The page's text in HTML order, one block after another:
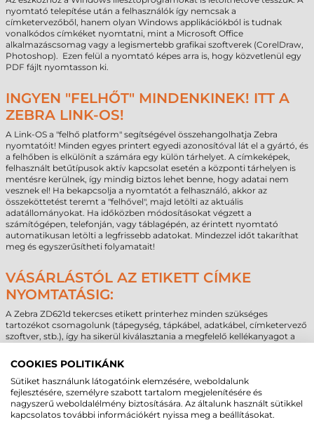
nyomtató telepítése után a felhasználók így nemcsak a
címketervezőből, hanem olyan Windows applikációkból is tudnak
vonalkódos címkéket nyomtatni, mint a Microsoft Office
alkalmazáscsomag vagy a legismertebb grafikai szoftverek (CorelDraw,
Photoshop). Ezen felül a nyomtató képes arra is, hogy közvetlenül egy
PDF fájlt nyomtasson ki.
INGYEN "FELHŐT" MINDENKINEK! ITT A
ZEBRA LINK-OS!
A Link-OS a "felhő platform" segítségével összehangolhatja Zebra
nyomtatóit! Minden egyes printert egyedi azonosítóval lát el a gyártó, és
a felhőben is elkülönít a számára egy külön tárhelyet. A címkeképek,
felhasznált betűtípusok aktív kapcsolat esetén a központi tárhelyen is
mentésre kerülnek, így mindig biztos lehet benne, hogy adatai nem
vesznek el! Ha bekapcsolja a nyomtatót a felhasználó, akkor az
összeköttetést teremt a "felhővel", majd letölti az aktuális
adatállományokat. Ha időközben módosításokat végzett a
számítógépen, telefonján, vagy táblagépén, az érintett nyomtató
automatikusan letölti a legfrissebb adatokat. Mindezzel időt takaríthat
meg és egyszerűsítheti folyamatait!
VÁSÁRLÁSTÓL AZ ETIKETT CÍMKE
NYOMTATÁSIG:
A Zebra ZD621d tekercses etikett printerhez minden szükséges
tartozékot csomagolunk (tápegység, tápkábel, adatkábel, címketervező
szoftver, stb.), így ha sikerül kiválasztania a megfelelő kellékanyagot a
esetleg szakmai tanácsokra lenne szüksége, hívjon minket bátran a
központi elérhetőségeinkegyikén, és szakértő kollegáink segítenek
Önnek a célnak legjobban megfelelő a tekercses etikett címkére
rátalálni!
COOKIES POLITIKÁNK
Sütiket használunk látogatóink elemzésére, weboldalunk
fejlesztésére, személyre szabott tartalom megjelenítésére és
nagyszerű weboldalélmény biztosítására. Az általunk használt sütikkel
kapcsolatos további információkért nyissa meg a beállításokat.